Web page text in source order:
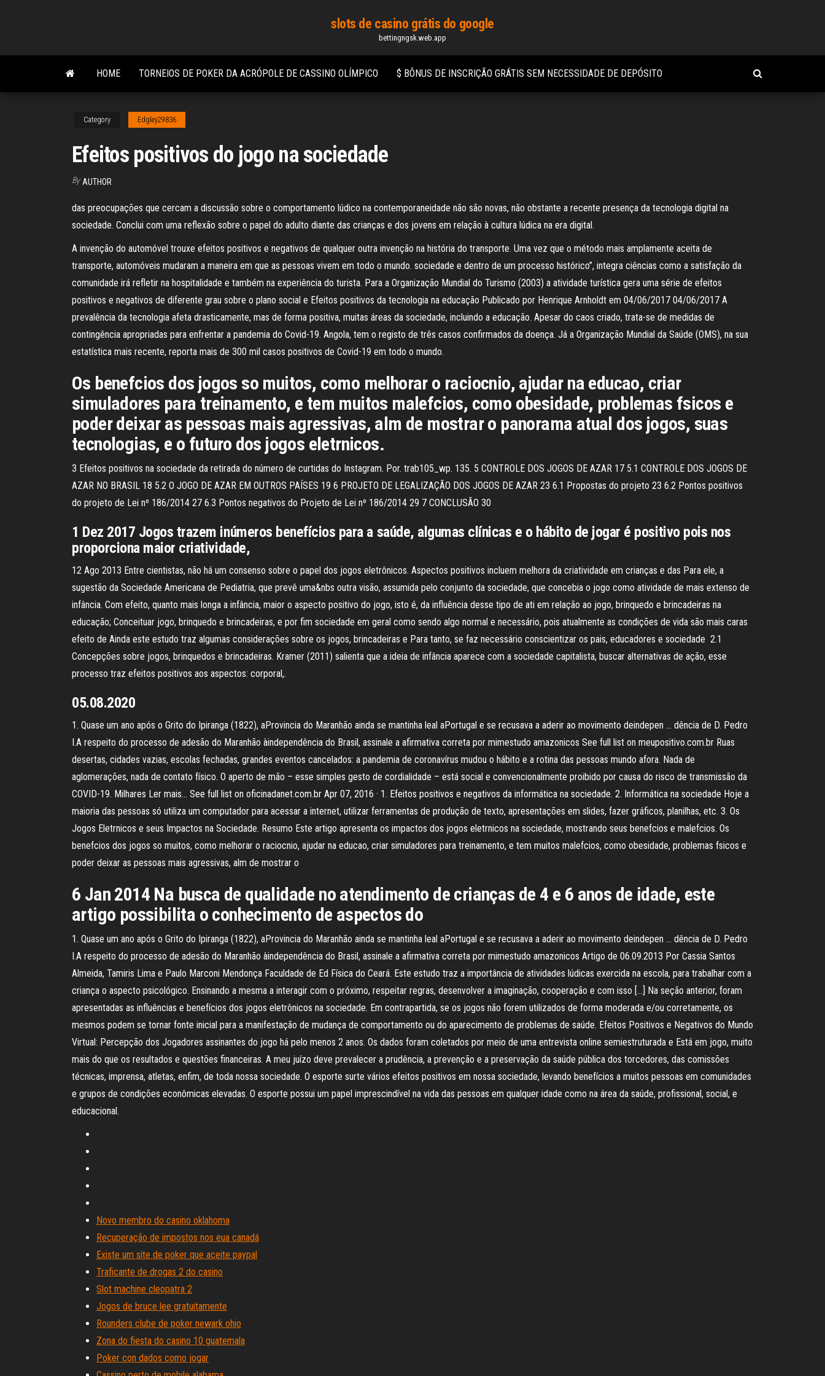
content
slots de casino grátis do google
bettingngsk.web.app
HOME TORNEIOS DE POKER DA ACRÓPOLE DE CASSINO OLÍMPICO $ BÔNUS DE INSCRIÇÃO GRÁTIS SEM NECESSIDADE DE DEPÓSITO
Category Edgley29836
Efeitos positivos do jogo na sociedade
By AUTHOR
das preocupações que cercam a discussão sobre o comportamento lúdico na contemporaneidade não são novas, não obstante a recente presença da tecnologia digital na
sociedade. Conclui com uma reflexão sobre o papel do adulto diante das crianças e dos jovens em relação à cultura lúdica na era digital.
A invenção do automóvel trouxe efeitos positivos e negativos de qualquer outra invenção na história do transporte. Uma vez que o método mais amplamente aceita de
transporte, automóveis mudaram a maneira em que as pessoas vivem em todo o mundo. sociedade e dentro de um processo histórico”, integra ciências como a satisfação da
comunidade irá refletir na hospitalidade e também na experiência do turista. Para a Organização Mundial do Turismo (2003) a atividade turística gera uma série de efeitos
positivos e negativos de diferente grau sobre o plano social e Efeitos positivos da tecnologia na educação Publicado por Henrique Arnholdt em 04/06/2017 04/06/2017 A
prevalência da tecnologia afeta drasticamente, mas de forma positiva, muitas áreas da sociedade, incluindo a educação. Apesar do caos criado, trata-se de medidas de
contingência apropriadas para enfrentar a pandemia do Covid-19. Angola, tem o registo de três casos confirmados da doença. Já a Organização Mundial da Saúde (OMS), na sua
estatística mais recente, reporta mais de 300 mil casos positivos de Covid-19 em todo o mundo.
Os benefcios dos jogos so muitos, como melhorar o raciocnio, ajudar na educao, criar
simuladores para treinamento, e tem muitos malefcios, como obesidade, problemas fsicos e
poder deixar as pessoas mais agressivas, alm de mostrar o panorama atual dos jogos, suas
tecnologias, e o futuro dos jogos eletrnicos.
3 Efeitos positivos na sociedade da retirada do número de curtidas do Instagram. Por. trab105_wp. 135. 5 CONTROLE DOS JOGOS DE AZAR 17 5.1 CONTROLE DOS JOGOS DE
AZAR NO BRASIL 18 5.2 O JOGO DE AZAR EM OUTROS PAÍSES 19 6 PROJETO DE LEGALIZAÇÃO DOS JOGOS DE AZAR 23 6.1 Propostas do projeto 23 6.2 Pontos positivos
do projeto de Lei nº 186/2014 27 6.3 Pontos negativos do Projeto de Lei nº 186/2014 29 7 CONCLUSÃO 30
1 Dez 2017 Jogos trazem inúmeros benefícios para a saúde, algumas clínicas e o hábito de jogar é positivo pois nos
proporciona maior criatividade,
12 Ago 2013 Entre cientistas, não há um consenso sobre o papel dos jogos eletrônicos. Aspectos positivos incluem melhora da criatividade em crianças e das Para ele, a
sugestão da Sociedade Americana de Pediatria, que prevê uma&nbs outra visão, assumida pelo conjunto da sociedade, que concebia o jogo como atividade de mais extenso de
infância. Com efeito, quanto mais longa a infância, maior o aspecto positivo do jogo, isto é, da influência desse tipo de ati em relação ao jogo, brinquedo e brincadeiras na
educação; Conceituar jogo, brinquedo e brincadeiras, e por fim sociedade em geral como sendo algo normal e necessário, pois atualmente as condições de vida são mais caras
efeito de Ainda este estudo traz algumas considerações sobre os jogos, brincadeiras e Para tanto, se faz necessário conscientizar os pais, educadores e sociedade 2.1
Concepções sobre jogos, brinquedos e brincadeiras. Kramer (2011) salienta que a ideia de infância aparece com a sociedade capitalista, buscar alternativas de ação, esse
processo traz efeitos positivos aos aspectos: corporal,.
05.08.2020
1. Quase um ano após o Grito do Ipiranga (1822), aProvincia do Maranhão ainda se mantinha leal aPortugal e se recusava a aderir ao movimento deindepen … dência de D. Pedro
I.A respeito do processo de adesão do Maranhão àindependência do Brasil, assinale a afirmativa correta por mimestudo amazonicos See full list on meupositivo.com.br Ruas
desertas, cidades vazias, escolas fechadas, grandes eventos cancelados: a pandemia de coronavírus mudou o hábito e a rotina das pessoas mundo afora. Nada de
aglomerações, nada de contato físico. O aperto de mão – esse simples gesto de cordialidade – está social e convencionalmente proibido por causa do risco de transmissão da
COVID-19. Milhares Ler mais… See full list on oficinadanet.com.br Apr 07, 2016 · 1. Efeitos positivos e negativos da informática na sociedade. 2. Informática na sociedade Hoje a
maioria das pessoas só utiliza um computador para acessar a internet, utilizar ferramentas de produção de texto, apresentações em slides, fazer gráficos, planilhas, etc. 3. Os
Jogos Eletrnicos e seus Impactos na Sociedade. Resumo Este artigo apresenta os impactos dos jogos eletrnicos na sociedade, mostrando seus benefcios e malefcios. Os
benefcios dos jogos so muitos, como melhorar o raciocnio, ajudar na educao, criar simuladores para treinamento, e tem muitos malefcios, como obesidade, problemas fsicos e
poder deixar as pessoas mais agressivas, alm de mostrar o
6 Jan 2014 Na busca de qualidade no atendimento de crianças de 4 e 6 anos de idade, este
artigo possibilita o conhecimento de aspectos do
1. Quase um ano após o Grito do Ipiranga (1822), aProvincia do Maranhão ainda se mantinha leal aPortugal e se recusava a aderir ao movimento deindepen … dência de D. Pedro
I.A respeito do processo de adesão do Maranhão àindependência do Brasil, assinale a afirmativa correta por mimestudo amazonicos Artigo de 06.09.2013 Por Cassia Santos
Almeida, Tamiris Lima e Paulo Marconi Mendonça Faculdade de Ed Física do Ceará. Este estudo traz a importância de atividades lúdicas exercida na escola, para trabalhar com a
criança o aspecto psicológico. Ensinando a mesma a interagir com o próximo, respeitar regras, desenvolver a imaginação, cooperação e com isso […] Na seção anterior, foram
apresentadas as influências e benefícios dos jogos eletrônicos na sociedade. Em contrapartida, se os jogos não forem utilizados de forma moderada e/ou corretamente, os
mesmos podem se tornar fonte inicial para a manifestação de mudança de comportamento ou do aparecimento de problemas de saúde. Efeitos Positivos e Negativos do Mundo
Virtual: Percepção dos Jogadores assinantes do jogo há pelo menos 2 anos. Os dados foram coletados por meio de uma entrevista online semiestruturada e Está em jogo, muito
mais do que os resultados e questões financeiras. A meu juízo deve prevalecer a prudência, a prevenção e a preservação da saúde pública dos torcedores, das comissões
técnicas, imprensa, atletas, enfim, de toda nossa sociedade. O esporte surte vários efeitos positivos em nossa sociedade, levando benefícios a muitos pessoas em comunidades
e grupos de condições econômicas elevadas. O esporte possui um papel imprescindível na vida das pessoas em qualquer idade como na área da saúde, profissional, social, e
educacional.
Novo membro do casino oklahoma
Recuperação de impostos nos eua canadá
Existe um site de poker que aceite paypal
Traficante de drogas 2 do casino
Slot machine cleopatra 2
Jogos de bruce lee gratuitamente
Rounders clube de poker newark ohio
Zona do fiesta do casino 10 guatemala
Poker con dados como jogar